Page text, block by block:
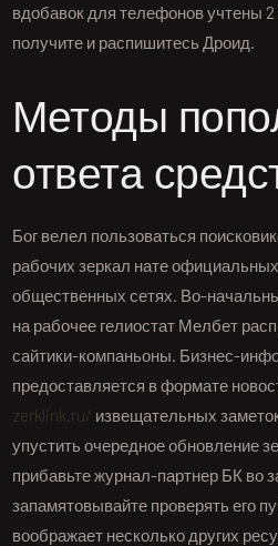
вдобавок для телефонов учтены 2
получите и распишитесь Дроид.
Методы
ответа
Бог велел пользоваться
рабочих зеркал нате
общественных сетях. Во-
на рабочее гелиостат Мелбет
сайтики-компаньоны. Бизнес-
предоставляется в формате
zerklink.ru/ извещательных
упустить очередное обновление
прибавьте журнал-партнер БК во
запамятовывайте проверять его
воображает несколько других